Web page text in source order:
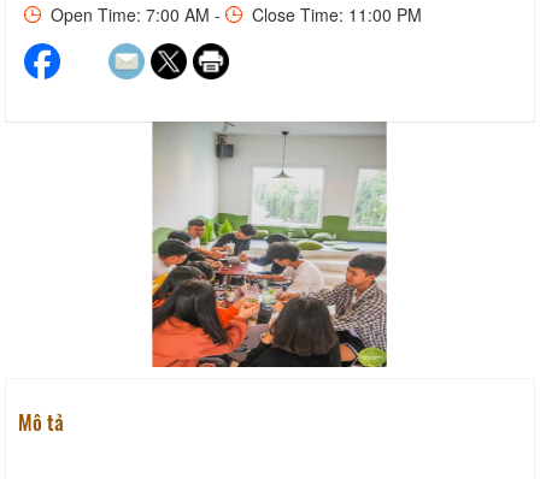
Open Time: 7:00 AM -
Close Time: 11:00 PM
Mô tả